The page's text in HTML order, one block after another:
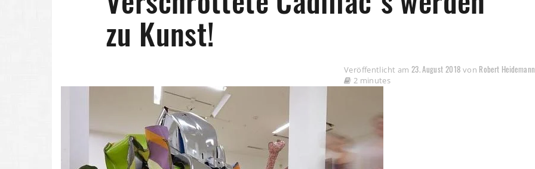
zu Kunst!
Veröffentlicht am 23. August 2018 von Robert Heidemann
2 minutes